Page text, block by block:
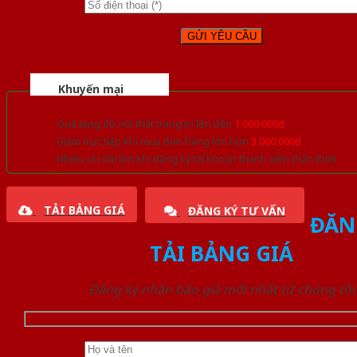
Khuyến mại
Quà tặng đồ nội thất trang trí lên đến 1.000.000đ
Giảm trực tiếp khi mua đơn hàng lớn hơn 3.000.000đ
Nhiều ưu đãi lớn khi đăng ký tài khoản thành viên thân thiết
TẢI BẢNG GIÁ ĐĂNG KÝ TƯ VẤN
TẢI BẢNG GIÁ
Đăng ký nhận báo giá mới nhất từ chúng tôi